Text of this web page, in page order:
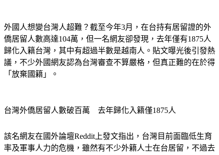
僑居留人數高達104萬，但一名網友卻發現，去年僅有1875人
歸化入籍台灣，其中有超過半數是越南人。貼文曝光後引發熱
議，不少外國網友認為台灣審查不算嚴格，但真正難的在於得
「放棄國籍」。
率及軍事人力的危機，雖然有不少外籍人士在台居留，不過去
年實際歸化入籍的僅有1875人，這也讓他感到十分驚訝，直呼